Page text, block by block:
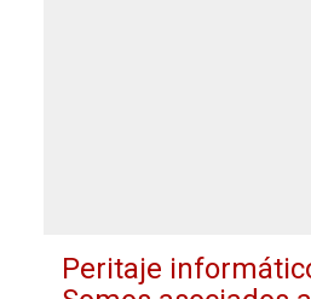
Peritaje